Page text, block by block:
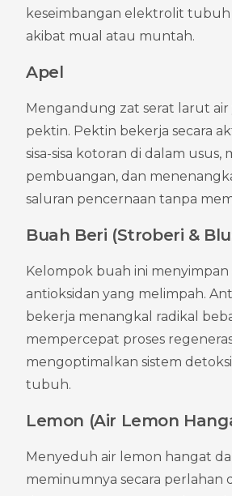
keseimbangan elektrolit tubuh
akibat mual atau muntah.
Apel
Mengandung zat serat larut
pektin. Pektin bekerja secara
sisa-sisa kotoran di dalam usus,
pembuangan, dan
saluran pencernaan tanpa
Buah Beri (Stroberi &
Kelompok buah ini menyimpan
antioksidan yang melimpah.
bekerja menangkal radikal
mempercepat proses
mengoptimalkan sistem
tubuh.
Lemon (Air Lemon
Menyeduh air lemon hangat
meminumnya secara perlahan